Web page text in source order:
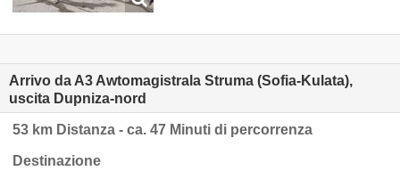
Arrivo da A3 Awtomagistrala Struma (Sofia-Kulata),
uscita Dupniza-nord
53 km Distanza - ca. 47 Minuti di percorrenza
Destinazione